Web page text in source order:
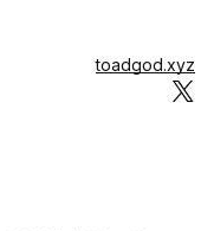
toadgod.xyz